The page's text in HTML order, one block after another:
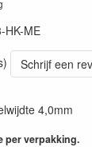
HK-ME
Schrijf een
4,0mm
per verpakking.